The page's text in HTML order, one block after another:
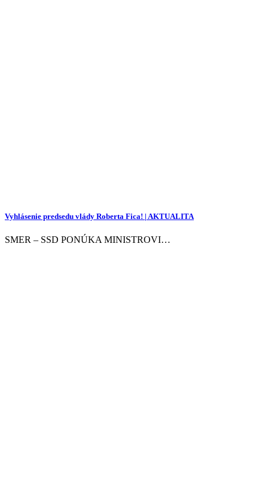
Vyhlásenie predsedu vlády Roberta Fica! | AKTUALITA
SMER – SSD PONÚKA MINISTROVI…